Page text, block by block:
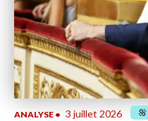
ANALYSE • 3 juillet 2026